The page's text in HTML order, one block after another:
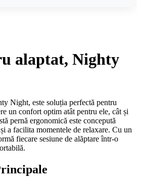
alaptat, Nighty
Night, este soluția perfectă pentru
un confort optim atât pentru ele, cât și
pernă ergonomică este concepută
a facilita momentele de relaxare. Cu un
fiecare sesiune de alăptare într-o